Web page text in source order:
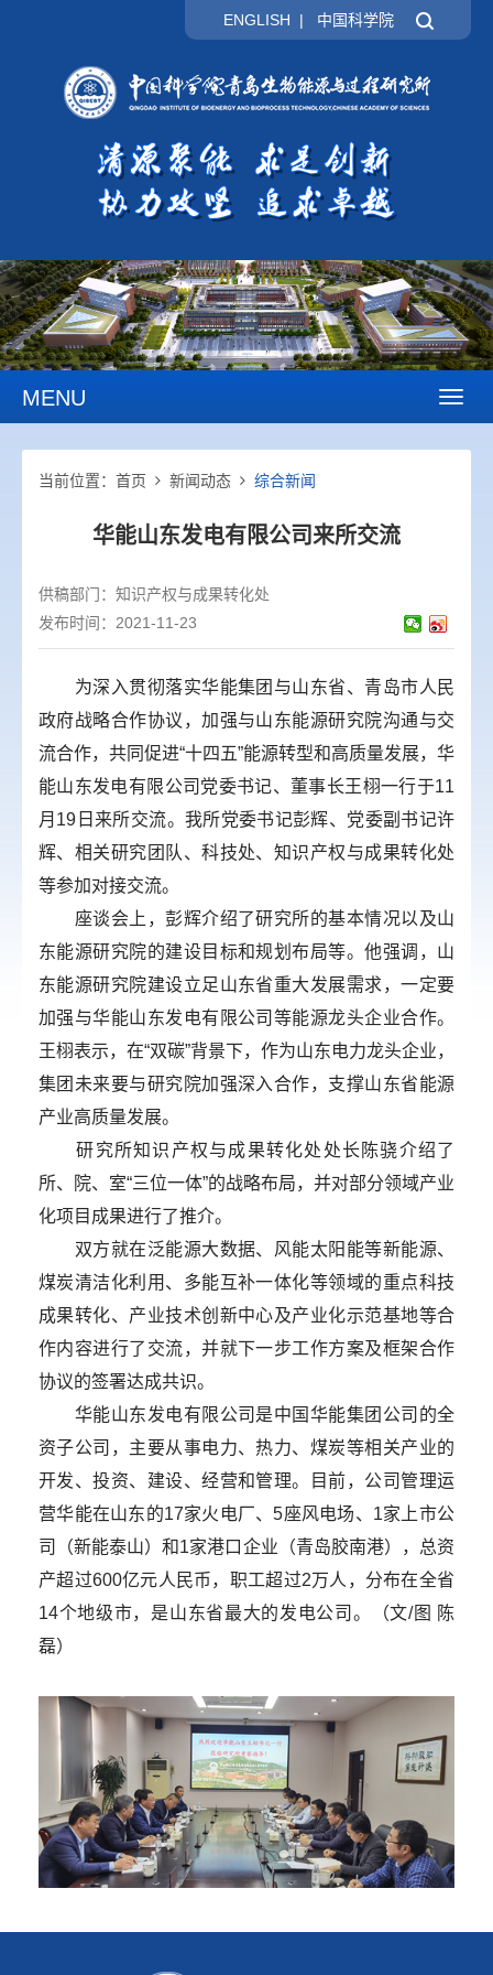
ENGLISH | 中国科学院
MENU
当前位置： 首页 新闻动态 综合新闻
华能山东发电有限公司来所交流
供稿部门： 知识产权与成果转化处
发布时间：2021-11-23
为深入贯彻落实华能集团与山东省、青岛市人民
政府战略合作协议，加强与山东能源研究院沟通与交
流合作，共同促进“十四五”能源转型和高质量发展，华
能山东发电有限公司党委书记、董事长王栩一行于11
月19日来所交流。我所党委书记彭辉、党委副书记许
辉、相关研究团队、科技处、知识产权与成果转化处
等参加对接交流。
座谈会上，彭辉介绍了研究所的基本情况以及山
东能源研究院的建设目标和规划布局等。他强调，山
东能源研究院建设立足山东省重大发展需求，一定要
加强与华能山东发电有限公司等能源龙头企业合作。
王栩表示，在“双碳”背景下，作为山东电力龙头企业，
集团未来要与研究院加强深入合作，支撑山东省能源
产业高质量发展。
研究所知识产权与成果转化处处长陈骁介绍了
所、院、室“三位一体”的战略布局，并对部分领域产业
化项目成果进行了推介。
双方就在泛能源大数据、风能太阳能等新能源、
煤炭清洁化利用、多能互补一体化等领域的重点科技
成果转化、产业技术创新中心及产业化示范基地等合
作内容进行了交流，并就下一步工作方案及框架合作
协议的签署达成共识。
华能山东发电有限公司是中国华能集团公司的全
资子公司，主要从事电力、热力、煤炭等相关产业的
开发、投资、建设、经营和管理。目前，公司管理运
营华能在山东的17家火电厂、5座风电场、1家上市公
司（新能泰山）和1家港口企业（青岛胶南港），总资
产超过600亿元人民币，职工超过2万人，分布在全省
14个地级市，是山东省最大的发电公司。（文/图 陈
磊）